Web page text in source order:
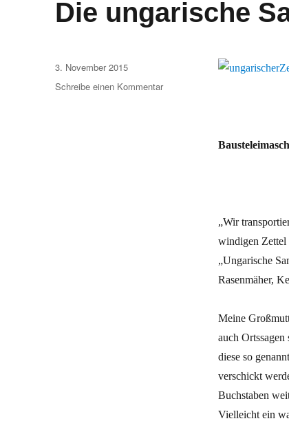
Die ungarische
„Wir
windigen Zettel
„Ungarische
Rasenmäher,
Meine
auch
diese so
verschickt
Buchstaben
Vielleicht ein
Veröffentlicht
am
3. November 2015
Schreibe einen Kommentarzu